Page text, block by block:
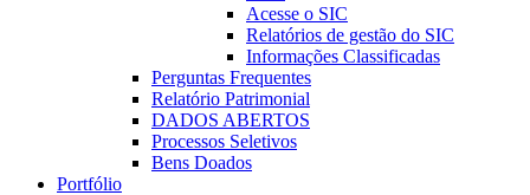
Acesse o SIC
Relatórios de gestão do SIC
Informações Classificadas
Perguntas Frequentes
Relatório Patrimonial
DADOS ABERTOS
Processos Seletivos
Bens Doados
Portfólio